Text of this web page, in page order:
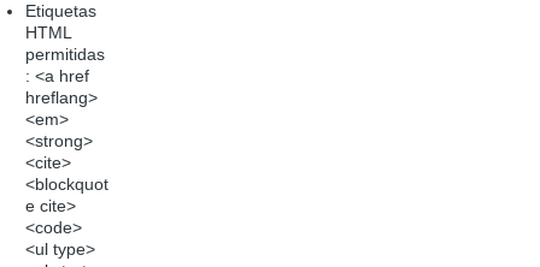
Etiquetas
HTML
permitidas
: <a href
hreflang>
<em>
<strong>
<cite>
<blockquot
e cite>
<code>
<ul type>